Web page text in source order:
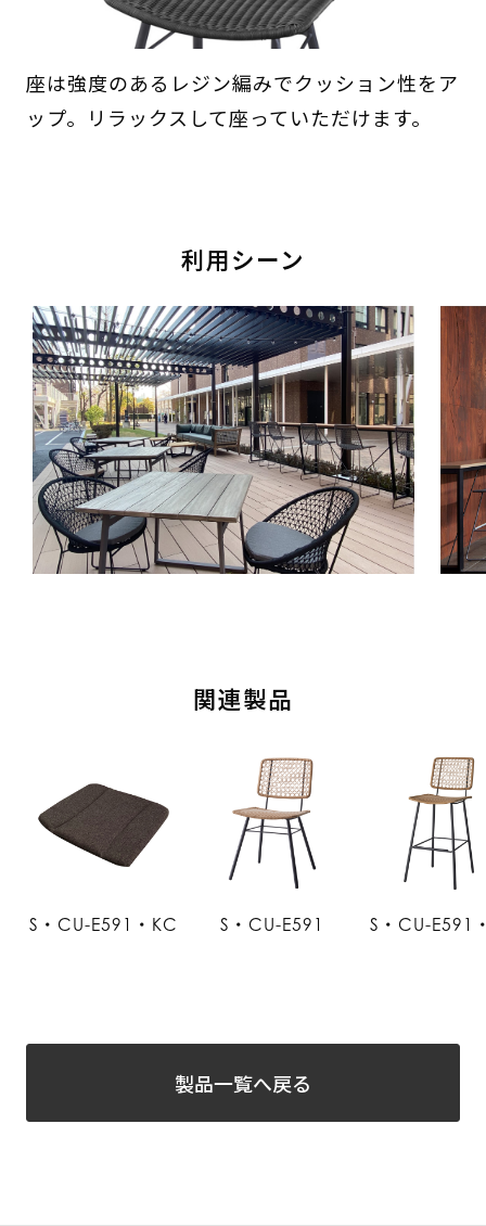
座は強度のあるレジン編みでクッション性をア
ップ。リラックスして座っていただけます。
利用シーン
関連製品
S・CU-E591・KC S・CU-E591 S・CU-E591
製品一覧へ戻る